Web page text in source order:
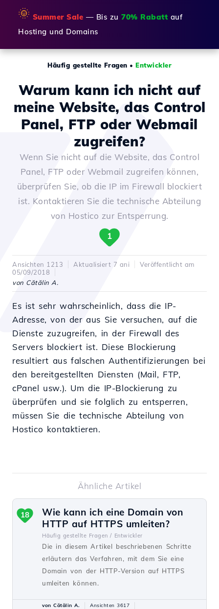
🌞 Summer Sale — Bis zu 70% Rabatt auf
Hosting und Domains
Häufig gestellte Fragen • Entwickler
Warum kann ich nicht auf
meine Website, das Control
Panel, FTP oder Webmail
zugreifen?
Wenn Sie nicht auf die Website, das Control
Panel, FTP oder Webmail zugreifen können,
überprüfen Sie, ob die IP im Firewall blockiert
ist. Kontaktieren Sie die technische Abteilung
von Hostico zur Entsperrung.
1
Ansichten 1213 Aktualisiert 7 ani
Veröffentlicht am
05/09/2018
von Cătălin A.
Es ist sehr wahrscheinlich, dass die IP-
Adresse, von der aus Sie versuchen, auf die
Dienste zuzugreifen, in der Firewall des
Servers blockiert ist. Diese Blockierung
resultiert aus falschen Authentifizierungen bei
den bereitgestellten Diensten (Mail, FTP,
cPanel usw.). Um die IP-Blockierung zu
überprüfen und sie folglich zu entsperren,
müssen Sie die technische Abteilung von
Hostico kontaktieren.
Ähnliche Artikel
Wie kann ich eine Domain von
HTTP auf HTTPS umleiten?
Häufig gestellte Fragen / Entwickler
Die in diesem Artikel beschriebenen Schritte
erläutern das Verfahren, mit dem Sie eine
Domain von der HTTP-Version auf HTTPS
umleiten können.
18
von Cătălin A.
Ansichten 3617